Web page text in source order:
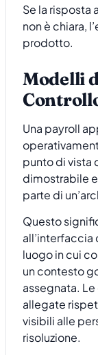
Se la risposta
non è chiara,
prodotto.
Modelli
Una payroll
punto di vista
dimostrabile
parte di
Questo
luogo in cui
un contesto
assegnata.
allegate
visibili alle
risoluzione.